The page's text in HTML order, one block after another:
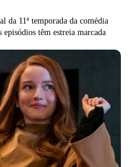
11ª temporada da comédia
têm estreia marcada